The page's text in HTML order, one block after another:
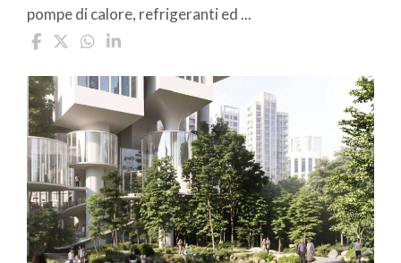
pompe di calore, refrigeranti ed ...